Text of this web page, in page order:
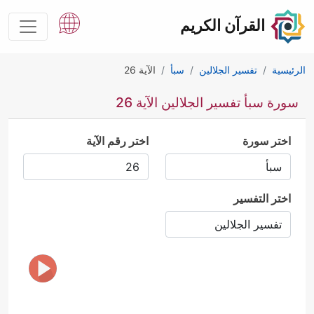
القرآن الكريم
الرئيسية تفسير الجلالين سبأ الآية 26
سورة سبأ تفسير الجلالين الآية 26
اختر سورة اختر رقم الآية
اختر التفسير